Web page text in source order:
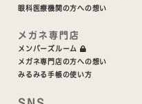
眼科医療機関の方への想い
メガネ専門店
メンバーズルーム
メガネ専門店の方への想い
みるみる手帳の使い方